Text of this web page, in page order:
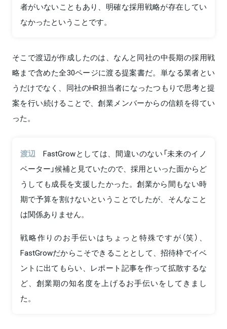
者がいないこともあり、明確な採用戦略が存在してい
なかったということです。
そこで渡辺が作成したのは、なんと同社の中長期の採用戦
略まで含めた全30ページに渡る提案書だ。単なる業者とい
うだけでなく、同社のHR担当者になったつもりで思考と提
案を行い続けることで、創業メンバーからの信頼を得てい
った。
渡辺
FastGrowとしては、間違いのない「未来のイノ
ベーター」候補と見ていたので、採用といった面からど
うしても成長を支援したかった。創業から間もない時
期で予算を割けないということでしたが、そんなこと
は関係ありません。
戦略作りのお手伝いはちょっと特殊ですが（笑）、
FastGrowだからこそできることとして、招待枠でイベ
ントに出てもらい、レポート記事を作って拡散するな
ど、創業期の知名度を上げるお手伝いをしてきまし
た。